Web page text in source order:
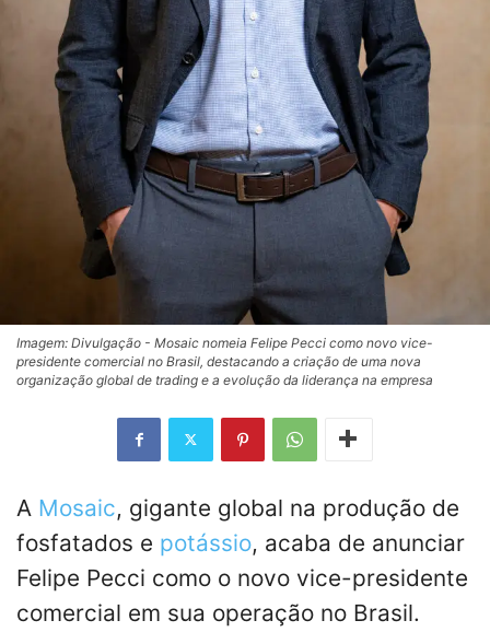
Imagem: Divulgação - Mosaic nomeia Felipe Pecci como novo vice-
presidente comercial no Brasil, destacando a criação de uma nova
organização global de trading e a evolução da liderança na empresa
A Mosaic, gigante global na produção de
fosfatados e potássio, acaba de anunciar
Felipe Pecci como o novo vice-presidente
comercial em sua operação no Brasil.